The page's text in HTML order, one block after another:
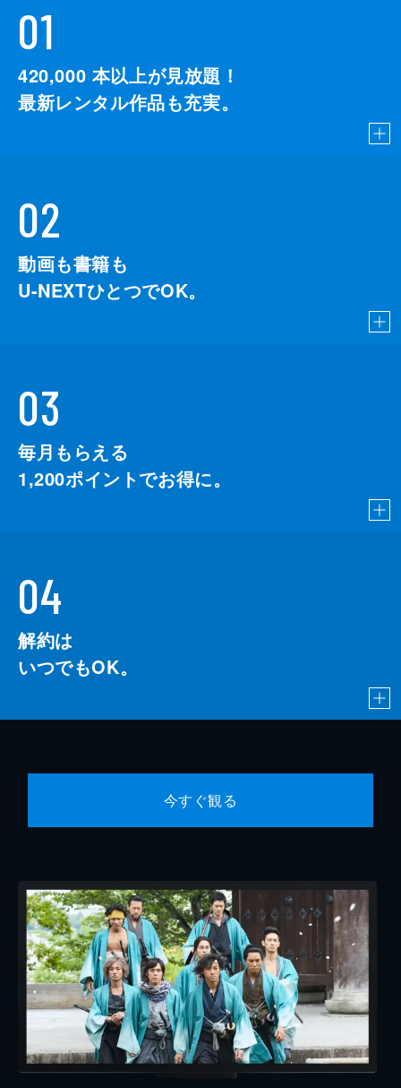
01
420,000 本以上が見放題！
最新レンタル作品も充実。
02
動画も書籍も
U-NEXTひとつでOK。
03
毎月もらえる
1,200ポイントでお得に。
04
解約は
いつでもOK。
今すぐ観る